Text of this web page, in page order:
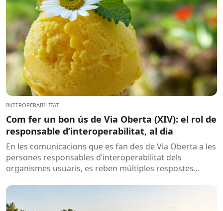
INTEROPERABILITAT
Com fer un bon ús de Via Oberta (XIV): el rol de
responsable d’interoperabilitat, al dia
En les comunicacions que es fan des de Via Oberta a les
persones responsables d’interoperabilitat dels
organismes usuaris, es reben múltiples respostes